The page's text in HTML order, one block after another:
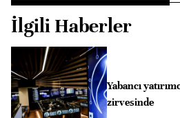
İlgili Haberler
Yabancı
zirvesinde